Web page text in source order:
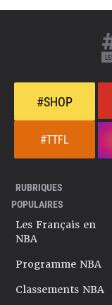
#SHOP
#TTFL
RUBRIQUES
POPULAIRES
Les Français en
NBA
Programme NBA
Classements NBA